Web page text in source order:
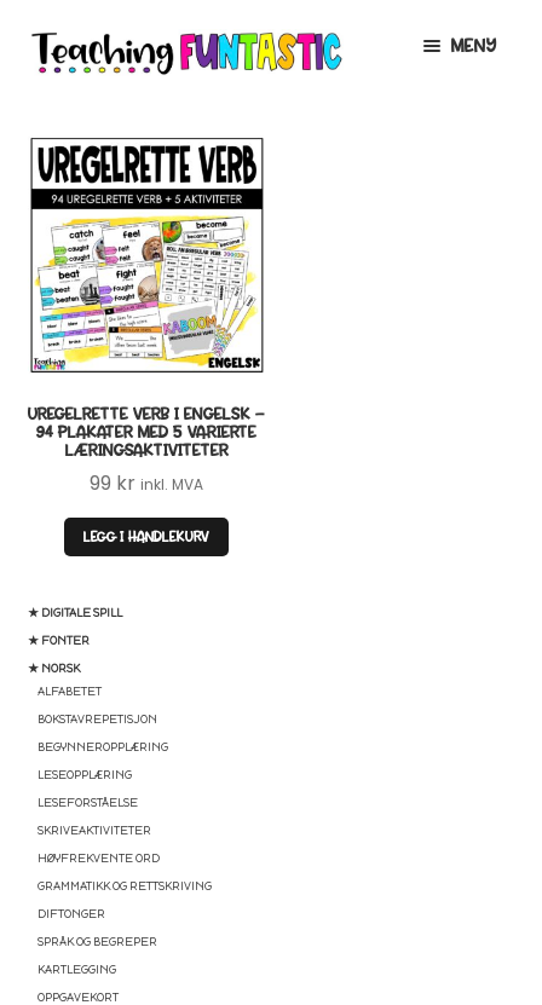
Hopp
til
Hopp
til
MENY
MIN KONTO
GRATIS
BUTIKK
LISENSER
TIPSHJØRNET
★ DIGITALE SPILL
★ FONTER
★ NORSK
ALFABETET
BOKSTAVREPETISJON
BEGYNNEROPPLÆRING
LESEOPPLÆRING
LESEFORSTÅELSE
SKRIVEAKTIVITETER
HØYFREKVENTE ORD
GRAMMATIKK OG RETTSKRIVING
DIFTONGER
SPRÅK OG BEGREPER
KARTLEGGING
OPPGAVEKORT
UREGELRETTE VERB I ENGELSK –
94 PLAKATER MED 5 VARIERTE
LÆRINGSAKTIVITETER
99 kr inkl. MVA
LEGG I HANDLEKURV